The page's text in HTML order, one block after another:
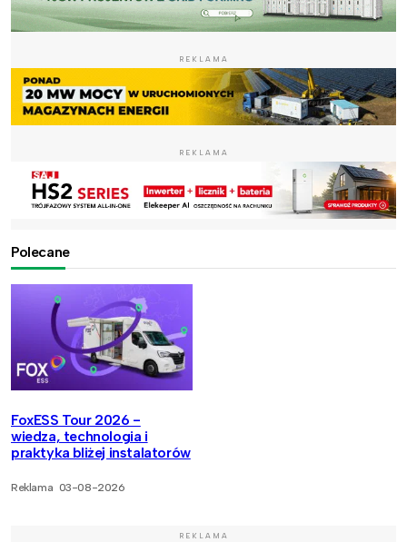
REKLAMA
REKLAMA
Polecane
FoxESS Tour 2026 -
wiedza, technologia i
praktyka bliżej instalatorów
Reklama 03-08-2026
REKLAMA